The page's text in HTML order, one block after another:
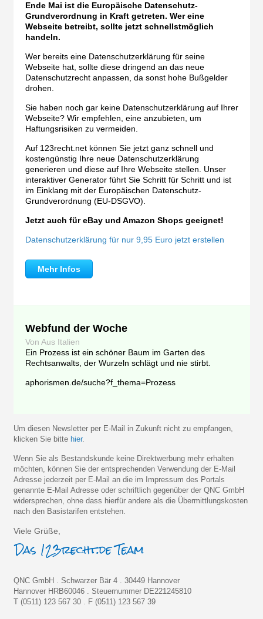
Ende Mai ist die Europäische Datenschutz-
Grundverordnung in Kraft getreten. Wer eine
Webseite betreibt, sollte jetzt schnellstmöglich
handeln.
Wer bereits eine Datenschutzerklärung für seine
Webseite hat, sollte diese dringend an das neue
Datenschutzrecht anpassen, da sonst hohe Bußgelder
drohen.
Sie haben noch gar keine Datenschutzerklärung auf Ihrer
Webseite? Wir empfehlen, eine anzubieten, um
Haftungsrisiken zu vermeiden.
Auf 123recht.net können Sie jetzt ganz schnell und
kostengünstig Ihre neue Datenschutzerklärung
generieren und diese auf Ihre Webseite stellen. Unser
interaktiver Generator führt Sie Schritt für Schritt und ist
im Einklang mit der Europäischen Datenschutz-
Grundverordnung (EU-DSGVO).
Jetzt auch für eBay und Amazon Shops geeignet!
Datenschutzerklärung für nur 9,95 Euro jetzt erstellen
Mehr Infos
Webfund der Woche
Von Aus Italien
Ein Prozess ist ein schöner Baum im Garten des
Rechtsanwalts, der Wurzeln schlägt und nie stirbt.
aphorismen.de/suche?f_thema=Prozess
Um diesen Newsletter per E-Mail in Zukunft nicht zu empfangen,
klicken Sie bitte hier.
Wenn Sie als Bestandskunde keine Direktwerbung mehr erhalten
möchten, können Sie der entsprechenden Verwendung der E-Mail
Adresse jederzeit per E-Mail an die im Impressum des Portals
genannte E-Mail Adresse oder schriftlich gegenüber der QNC GmbH
widersprechen, ohne dass hierfür andere als die Übermittlungskosten
nach den Basistarifen entstehen.
Viele Grüße,
QNC GmbH . Schwarzer Bär 4 . 30449 Hannover
Hannover HRB60046 . Steuernummer DE221245810
T (0511) 123 567 30 . F (0511) 123 567 39